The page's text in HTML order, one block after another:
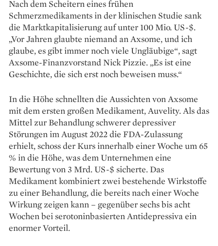
Nach dem Scheitern eines frühen
Schmerzmedikaments in der klinischen Studie sank
die Marktkapitalisierung auf unter 100 Mio. US-$.
„Vor Jahren glaubte niemand an Axsome, und ich
glaube, es gibt immer noch viele Ungläubige“, sagt
Axsome-Finanzvorstand Nick Pizzie. „Es ist eine
Geschichte, die sich erst noch beweisen muss.“
In die Höhe schnellten die Aussichten von Axsome
mit dem ersten großen Medikament, Auvelity. Als das
Mittel zur Behandlung schwerer depressiver
Störungen im August 2022 die FDA-Zulassung
erhielt, schoss der Kurs innerhalb einer Woche um 65
% in die Höhe, was dem Unternehmen eine
Bewertung von 3 Mrd. US-$ sicherte. Das
Medikament kombiniert zwei bestehende Wirkstoffe
zu einer Behandlung, die bereits nach einer Woche
Wirkung zeigen kann – gegenüber sechs bis acht
Wochen bei serotoninbasierten Antidepressiva ein
enormer Vorteil.